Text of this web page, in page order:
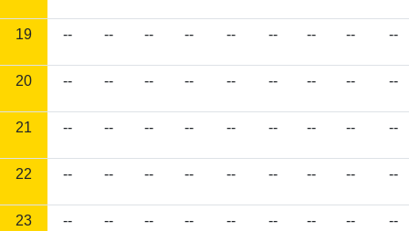
19 -- -- -- -- -- -- -- -- --
20 -- -- -- -- -- -- -- -- --
21 -- -- -- -- -- -- -- -- --
22 -- -- -- -- -- -- -- -- --
23 -- -- -- -- -- -- -- -- --